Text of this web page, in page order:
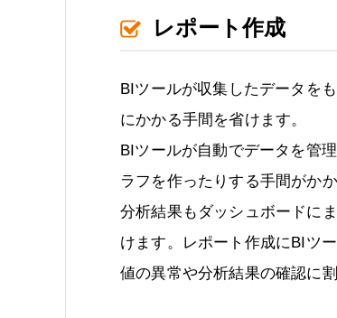
レポート作成
BIツールが収集したデータを
にかかる手間を省けます。
BIツールが自動でデータを管
ラフを作ったりする手間がかか
分析結果もダッシュボードに
けます。レポート作成にBIツ
値の異常や分析結果の確認に